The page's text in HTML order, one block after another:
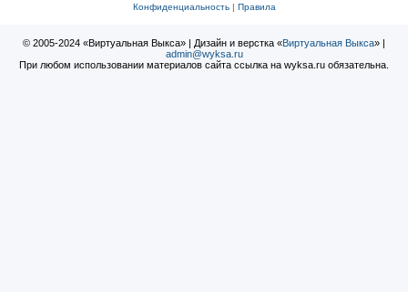
Конфиденциальность| Правила
© 2005-2024 «Виртуальная Выкса» | Дизайн и верстка «Виртуальная Выкса» |
admin@wyksa.ru
При любом использовании материалов сайта ссылка на wyksa.ru обязательна.